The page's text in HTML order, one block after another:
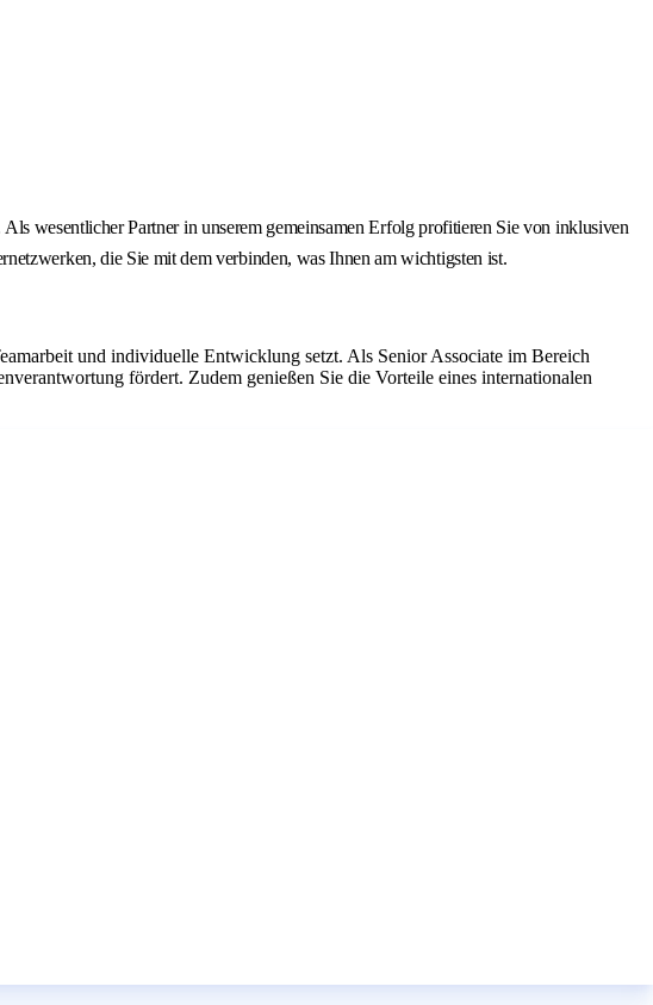
wesentlicher Partner in unserem gemeinsamen Erfolg profitieren Sie von inklusiven
die Sie mit dem verbinden, was Ihnen am wichtigsten ist.
und individuelle Entwicklung setzt. Als Senior Associate im Bereich
fördert. Zudem genießen Sie die Vorteile eines internationalen